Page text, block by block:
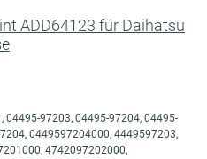
ADD64123 für Daihatsu
04495-97203, 04495-97204, 04495-
0449597204000, 4449597203,
4742097202000,